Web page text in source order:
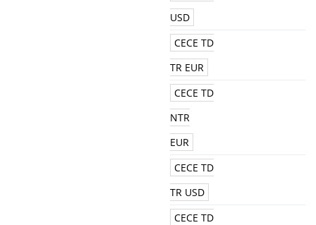
USD
CECE TD
TR EUR
CECE TD
NTR
EUR
CECE TD
TR USD
CECE TD